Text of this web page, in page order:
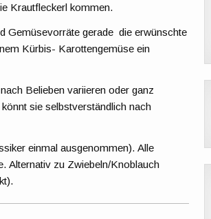
Krautfleckerl kommen.
Gemüsevorräte gerade die erwünschte
Kürbis- Karottengemüse ein
Belieben variieren oder ganz
sie selbstverständlich nach
einmal ausgenommen). Alle
Alternativ zu Zwiebeln/Knoblauch